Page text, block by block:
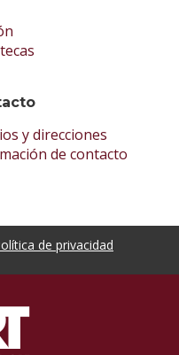
y direcciones
de contacto
de privacidad